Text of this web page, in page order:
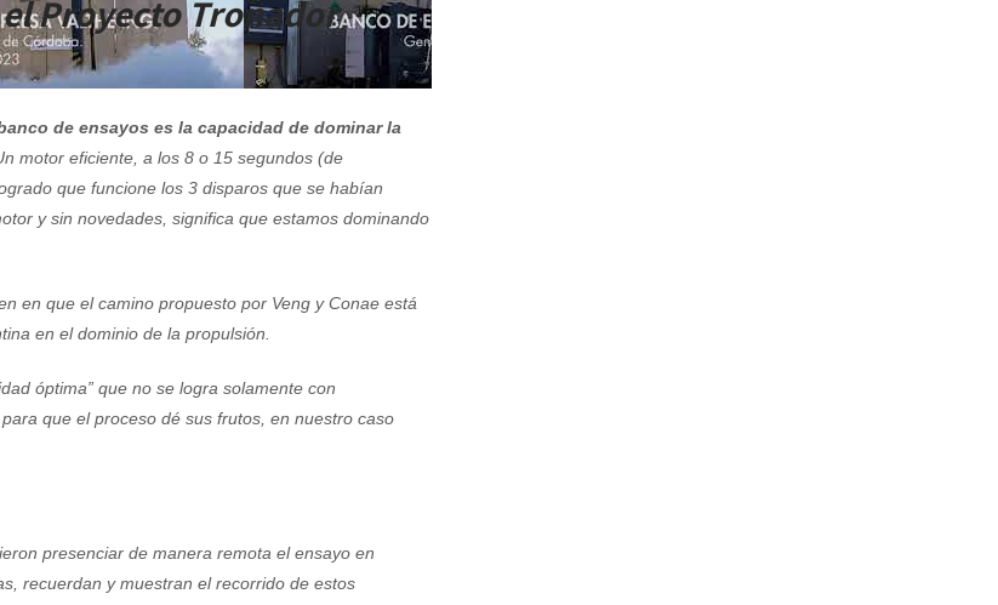
Proyecto Tronador
de ensayos es la capacidad de dominar la
motor eficiente, a los 8 o 15 segundos (de
que funcione los 3 disparos que se habían
y sin novedades, significa que estamos dominando
en que el camino propuesto por Veng y Conae está
en el dominio de la propulsión.
óptima” que no se logra solamente con
que el proceso dé sus frutos, en nuestro caso
presenciar de manera remota el ensayo en
recuerdan y muestran el recorrido de estos